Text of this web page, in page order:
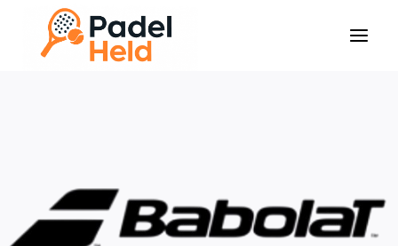
Doorgaan
inhoud